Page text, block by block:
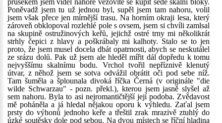
průsekem jsem viděl nahoře věžovitě se kupit šedé skalní bloky.
Poněvadž jsem tu už jednou byl, supěl jsem tam nahoru, volil
jsem však přece jen mírnější trasu. Na horním okraji lesa, který
zároveň obklopoval rozlehlé pole s ovsem, jsem si chvíli zamlsal
na skupině ostružinových keřů, jejichž ostré trny mi několikrát
strhly čepici z hlavy a poškrábaly mi kalhoty. Stalo se to jen
proto, že jsem musel docela dbát opatrnosti, abych se neskutálel
ze srázu dolů. Pak už jsem ale hleděl mířit dál dopředu k tomu
nejvyššímu skalnímu bodu. Vrchol tvořil nepříznivě klenutý
útvar, z něhož jsem se sotva odvážil obrátit oči pod sebe níž.
Tam šuměla a šplounala divoká říčka Černá (v originále "die
wilde Schwarzau" - pozn. překl.), kterou jsem jasně slyšel až
sem nahoru. Byla to asi nejromantičtější její podoba. Zvědavost
mě poháněla a já hledal nějakou oporu k výhledu. Zaťal jsem
prsty do výhonů jednoho keře a třeštil zrak mrazivě ztuhlý do
úzké soutěsky dole pod sebou. Na dvou místech se říční hladina